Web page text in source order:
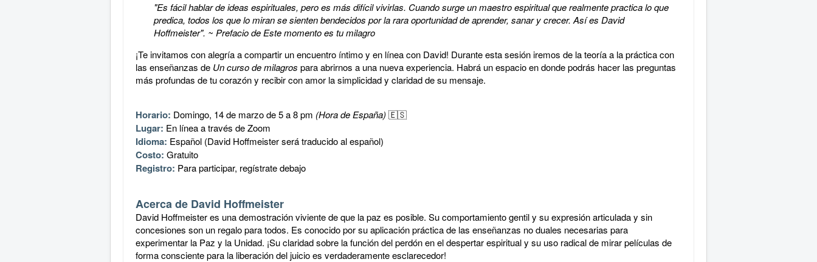
"Es fácil hablar de ideas espirituales, pero es más difícil vivirlas. Cuando surge un maestro espiritual que realmente practica lo que
predica, todos los que lo miran se sienten bendecidos por la rara oportunidad de aprender, sanar y crecer. Así es David
Hoffmeister". ~ Prefacio de Este momento es tu milagro
¡Te invitamos con alegría a compartir un encuentro íntimo y en línea con David! Durante esta sesión iremos de la teoría a la práctica con
las enseñanzas de Un curso de milagros para abrirnos a una nueva experiencia. Habrá un espacio en donde podrás hacer las preguntas
más profundas de tu corazón y recibir con amor la simplicidad y claridad de su mensaje.
Horario: Domingo, 14 de marzode 5 a 8 pm (Hora de España) 🇪🇸
Lugar: En línea a través de Zoom
Idioma: Español (David Hoffmeister será traducido al español)
Costo: Gratuito
Registro: Para participar, regístrate debajo
Acerca de David Hoffmeister
David Hoffmeister es una demostración viviente de que la paz es posible. Su comportamiento gentil y su expresión articulada y sin
concesiones son un regalo para todos. Es conocido por su aplicación práctica de las enseñanzas no duales necesarias para
experimentar la Paz y la Unidad. ¡Su claridad sobre la función del perdón en el despertar espiritual y su uso radical de mirar películas de
forma consciente para la liberación del juicio es verdaderamente esclarecedor!